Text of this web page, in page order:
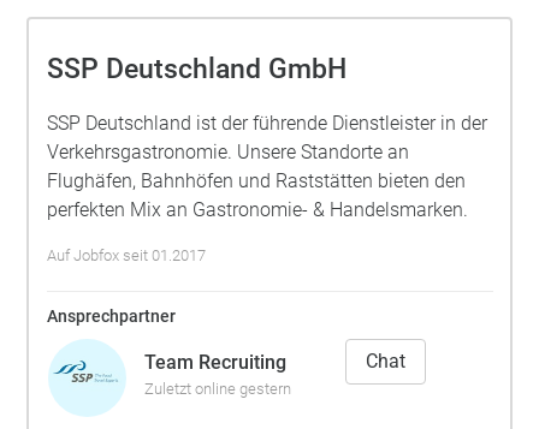
SSP Deutschland GmbH
SSP Deutschland ist der führende Dienstleister in der
Verkehrsgastronomie. Unsere Standorte an
Flughäfen, Bahnhöfen und Raststätten bieten den
perfekten Mix an Gastronomie- & Handelsmarken.
Auf Jobfox seit 01.2017
Ansprechpartner
Team Recruiting
Zuletzt online gestern
Chat